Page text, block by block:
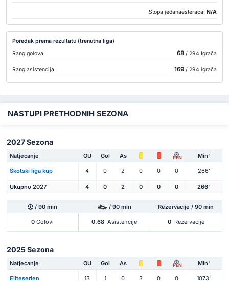
Stopa jedanaesteraca: N/A
Poredak prema rezultatu (trenutna liga)
Rang golova
68/ 294 Igrača
Rang asistencija 169/ 294 igrača
NASTUPI PRETHODNIH SEZONA
2027 Sezona
Natjecanje OU Gol As PEN Min'
Škotski liga kup 4 0 2 0 0 0 266'
Ukupno 2027 4 0 2 0 0 0 266'
/ 90 min / 90 min Rezervacije / 90 min
0 Golovi 0.68 Asistencije 0 Rezervacije
2025 Sezona
Natjecanje OU Gol As PEN Min'
Eliteserien 13 1 0 3 0 0 1073'